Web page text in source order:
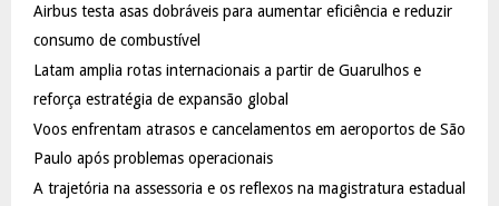
r
:
R
Airbus testa asas dobráveis para aumentar eficiência e reduzir
consumo de combustível
Latam amplia rotas internacionais a partir de Guarulhos e
reforça estratégia de expansão global
Voos enfrentam atrasos e cancelamentos em aeroportos de São
Paulo após problemas operacionais
A trajetória na assessoria e os reflexos na magistratura estadual